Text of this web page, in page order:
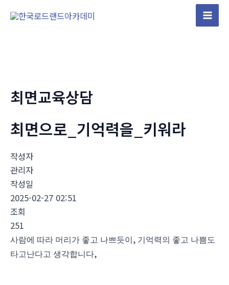
Main
최면교육상담
최면으로_기억력을_키워라
작성자
관리자
작성일
2025-02-27 02:51
조회
251
사람에 따라 머리가 좋고 나쁘듯이 , 기억력의 좋고 나쁨도
타고난다고 생각합니다,